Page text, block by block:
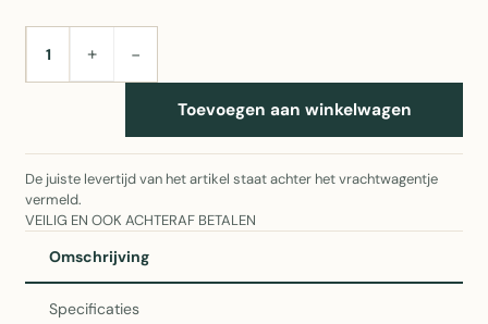
AANTAL+ −
Toevoegen aan winkelwagen
De juiste levertijd van het artikel staat achter het vrachtwagentje
vermeld.
VEILIG EN OOK ACHTERAF BETALEN
Omschrijving
Specificaties